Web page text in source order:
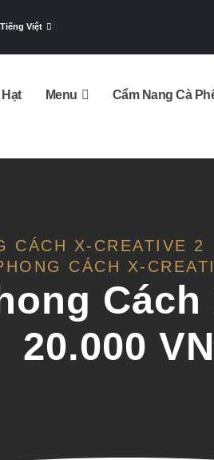
Tiếng Việt
Menu Cẩm Nang Cà
CÁCH X-CREATIVE
CÁCH X-
Cách
20.000